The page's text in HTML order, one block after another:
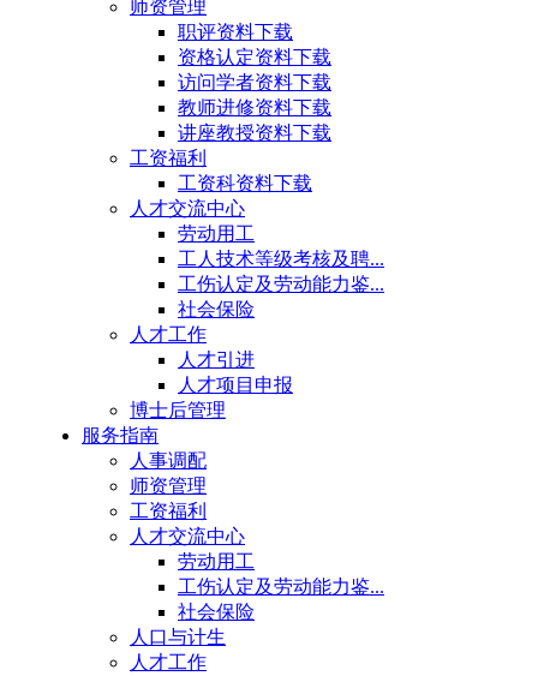
师资管理
职评资料下载
资格认定资料下载
访问学者资料下载
教师进修资料下载
讲座教授资料下载
工资福利
工资科资料下载
人才交流中心
劳动用工
工人技术等级考核及聘...
工伤认定及劳动能力鉴...
社会保险
人才工作
人才引进
人才项目申报
博士后管理
服务指南
人事调配
师资管理
工资福利
人才交流中心
劳动用工
工伤认定及劳动能力鉴...
社会保险
人口与计生
人才工作